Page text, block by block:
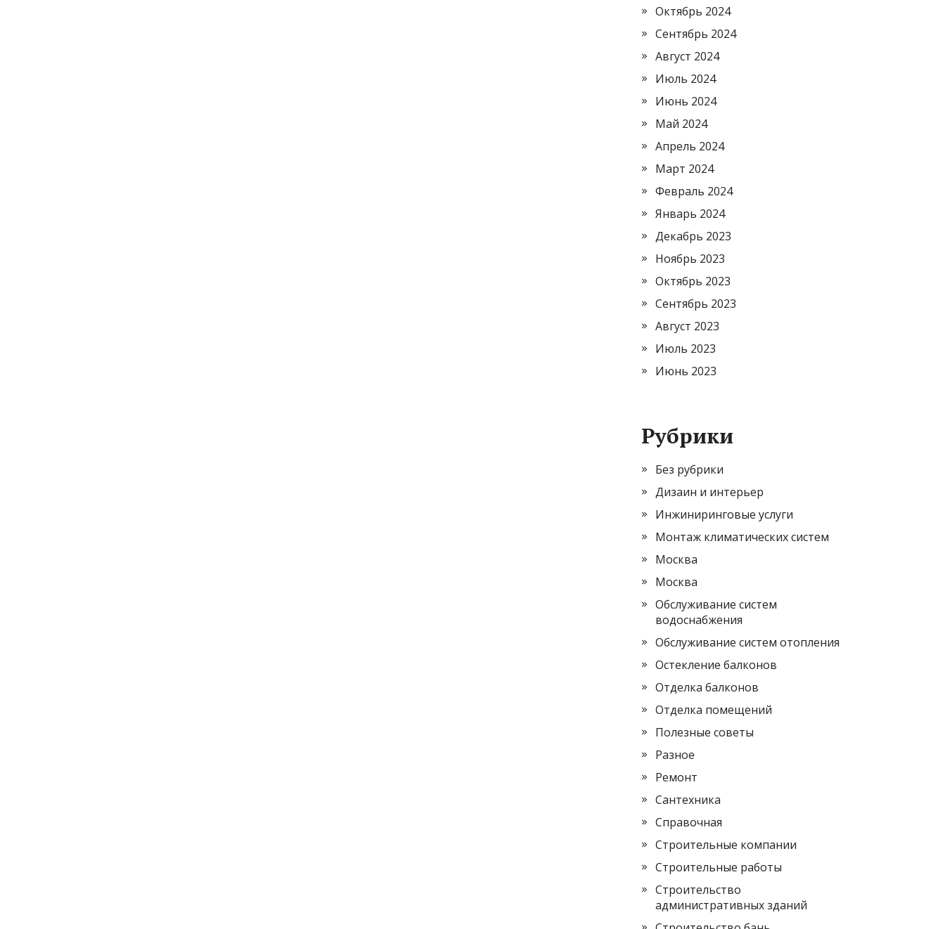
Октябрь 2024
Сентябрь 2024
Август 2024
Июль 2024
Июнь 2024
Май 2024
Апрель 2024
Март 2024
Февраль 2024
Январь 2024
Декабрь 2023
Ноябрь 2023
Октябрь 2023
Сентябрь 2023
Август 2023
Июль 2023
Июнь 2023
Рубрики
Без рубрики
Дизаин и интерьер
Инжиниринговые услуги
Монтаж климатических систем
Москва
Москва
Обслуживание систем
водоснабжения
Обслуживание систем отопления
Остекление балконов
Отделка балконов
Отделка помещений
Полезные советы
Разное
Ремонт
Сантехника
Справочная
Строительные компании
Строительные работы
Строительство
административных зданий